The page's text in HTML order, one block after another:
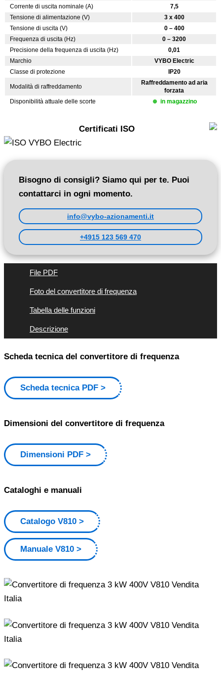
Corrente di uscita nominale (A)
7,5
Tensione di alimentazione (V)
3 x 400
Tensione di uscita (V)
0 – 400
Frequenza di uscita (Hz)
0 – 3200
Precisione della frequenza di uscita (Hz)
0,01
Marchio
VYBO Electric
Classe di protezione
IP20
Modalità di raffreddamento
Raffreddamento ad aria
forzata
Disponibilità attuale delle scorte
in magazzino
Certificati ISO
Bisogno di consigli? Siamo qui per te. Puoi
contattarci in ogni momento.
info@vybo-azionamenti.it
+4915 123 569 470
File PDF
Foto del convertitore di frequenza
Tabella delle funzioni
Descrizione
Scheda tecnica del convertitore di frequenza
Scheda tecnica PDF
Dimensioni del convertitore di frequenza
Dimensioni PDF
Cataloghi e manuali
Catalogo V810
Manuale V810